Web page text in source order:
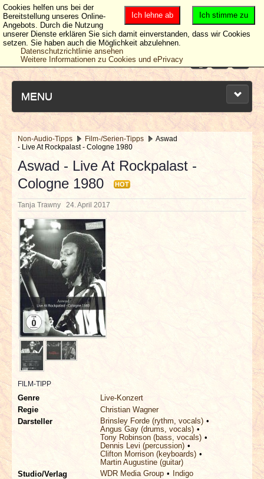
MENU
NEUESTE ARTIKEL
NEWS & DATES
BERICHTE
VERLOSUNGEN
INTERVIEWS
SPECIALS
REDAKTION
LINKS
ARCHIV
Non-Audio-Tipps Film-/Serien-Tipps
Aswad
- Live At Rockpalast - Cologne 1980
Aswad - Live At Rockpalast -
Cologne 1980
HOT
Tanja Trawny 24. April 2017
FILM-TIPP
Genre
Live-Konzert
Regie
Christian Wagner
Darsteller
Brinsley Forde (rythm, vocals)
Angus Gay (drums, vocals)
Tony Robinson (bass, vocals)
Dennis Levi (percussion)
Clifton Morrison (keyboards)
Martin Augustine (guitar)
Studio/Verlag
WDR Media Group
Indigo
Ich stimme zu
Ich lehne ab
Cookies helfen uns bei der
Bereitstellung unseres Online-
Angebots. Durch die Nutzung
unserer Dienste erklären Sie sich damit einverstanden, dass wir Cookies
setzen. Sie haben auch die Möglichkeit abzulehnen.
Datenschutzrichtlinie ansehen
Weitere Informationen zu Cookies und ePrivacy